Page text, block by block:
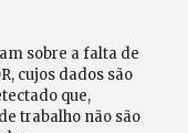
sobre a falta de
cujos dados são
que,
trabalho não são